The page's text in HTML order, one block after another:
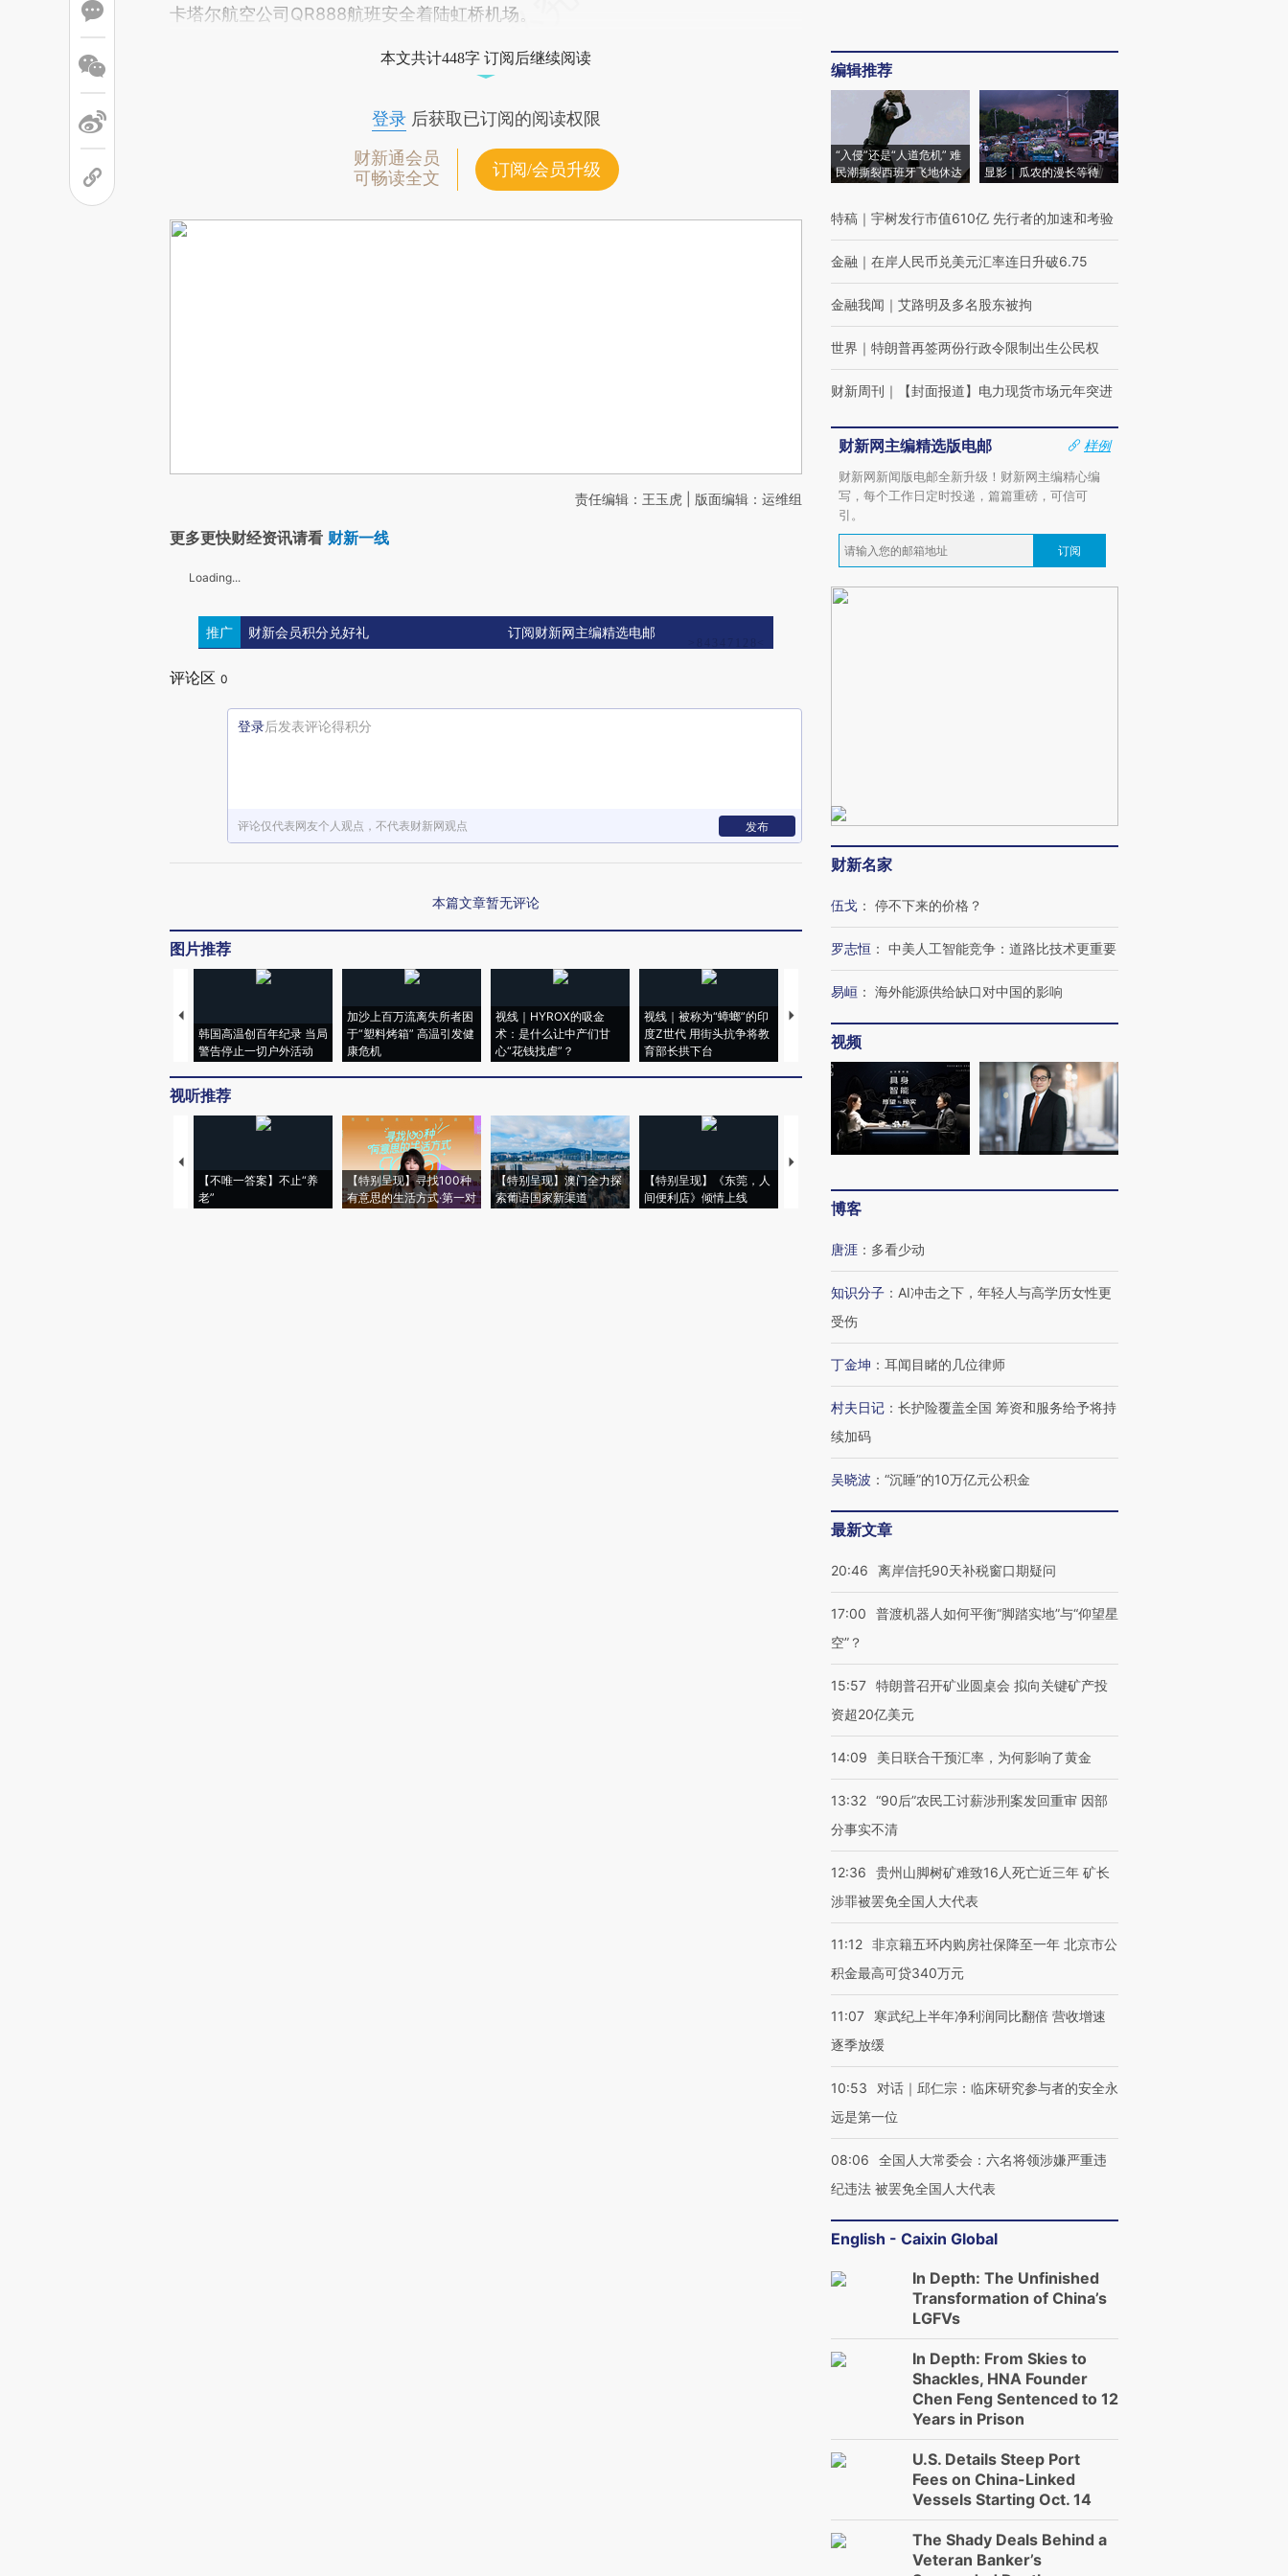
卡塔尔航空公司QR888航班安全着陆虹桥机场。
本文共计448字 订阅后继续阅读
登录后获取已订阅的阅读权限
财新通会员
可畅读全文
订阅/会员升级
责任编辑：王玉虎 | 版面编辑：运维组
更多更快财经资讯请看 财新一线
Loading...
推广 财新会员积分兑好礼 订阅财新网主编精选电邮
评论区 0
登录后发表评论得积分
评论仅代表网友个人观点，不代表财新网观点 发布
本篇文章暂无评论
图片推荐
韩国高温创百年纪录 当局
警告停止一切户外活动
加沙上百万流离失所者困
于“塑料烤箱” 高温引发健
康危机
视线｜HYROX的吸金
术：是什么让中产们甘
心“花钱找虐”？
视线｜被称为“蟑螂”的印
度Z世代 用街头抗争将教
育部长拱下台
视线｜“入侵”还是“人道危
机”？难民潮撕裂西班牙
飞地休达
视听推荐
【不唯一答案】不止“养
老”
【特别呈现】寻找100种
有意思的生活方式·第一对
【特别呈现】澳门全力探
索葡语国家新渠道
【特别呈现】《东莞，人
间便利店》倾情上线
【推广】走进第四届链博
编辑推荐
“入侵”还是“人道危机” 难
民潮撕裂西班牙飞地休达
显影｜瓜农的漫长等待
特稿 ｜ 宇树发行市值610亿 先行者的加速和考验
金融 ｜ 在岸人民币兑美元汇率连日升破6.75
金融我闻 ｜ 艾路明及多名股东被拘
世界 ｜ 特朗普再签两份行政令限制出生公民权
财新周刊 ｜ 【封面报道】电力现货市场元年突进
财新网主编精选版电邮
样例
财新网新闻版电邮全新升级！财新网主编精心编
写，每个工作日定时投递，篇篇重磅，可信可
引。
订阅
财新名家
伍戈 ： 停不下来的价格？
罗志恒 ： 中美人工智能竞争：道路比技术更重要
易峘 ： 海外能源供给缺口对中国的影响
视频
博客
唐涯 ： 多看少动
知识分子 ： AI冲击之下，年轻人与高学历女性更
受伤
丁金坤 ： 耳闻目睹的几位律师
村夫日记 ： 长护险覆盖全国 筹资和服务给予将持
续加码
吴晓波 ： “沉睡”的10万亿元公积金
最新文章
20:46 离岸信托90天补税窗口期疑问
17:00
普渡机器人如何平衡“脚踏实地”与“仰望星
空”？
15:57 特朗普召开矿业圆桌会 拟向关键矿产投
资超20亿美元
14:09 美日联合干预汇率，为何影响了黄金
13:32 “90后”农民工讨薪涉刑案发回重审 因部
分事实不清
12:36
贵州山脚树矿难致16人死亡近三年 矿长
涉罪被罢免全国人大代表
11:12 非京籍五环内购房社保降至一年 北京市公
积金最高可贷340万元
11:07
寒武纪上半年净利润同比翻倍 营收增速
逐季放缓
10:53
对话｜邱仁宗：临床研究参与者的安全永
远是第一位
08:06
全国人大常委会：六名将领涉嫌严重违
纪违法 被罢免全国人大代表
English - Caixin Global
In Depth: The Unfinished
Transformation of China’s
LGFVs
In Depth: From Skies to
Shackles, HNA Founder
Chen Feng Sentenced to 12
Years in Prison
U.S. Details Steep Port
Fees on China-Linked
Vessels Starting Oct. 14
The Shady Deals Behind a
Veteran Banker’s